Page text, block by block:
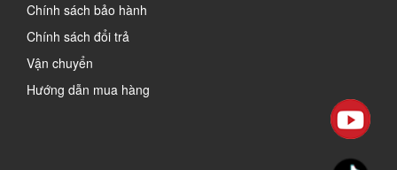
Chính sách bảo hành
Chính sách đổi trả
Vận chuyển
Hướng dẫn mua hàng